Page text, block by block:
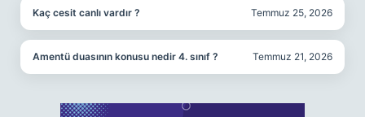
Kaç cesit canlı vardır ? Temmuz 25, 2026
Amentü duasının konusu nedir 4. sınıf ? Temmuz 21, 2026